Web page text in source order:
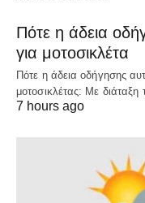
Πότε η άδεια
για μοτοσικλέτα
Πότε η άδεια οδήγησης
μοτοσικλέτας: Με
7 hours ago